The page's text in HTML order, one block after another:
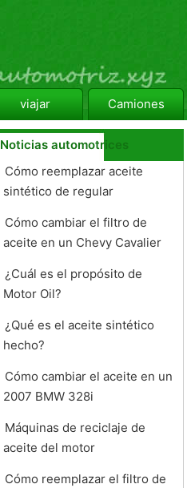
viajar Camiones
Noticias automotrices
Cómo reemplazar aceite
sintético de regular
Cómo cambiar el filtro de
aceite en un Chevy Cavalier
¿Cuál es el propósito de
Motor Oil?
¿Qué es el aceite sintético
hecho?
Cómo cambiar el aceite en un
2007 BMW 328i
Máquinas de reciclaje de
aceite del motor
Cómo reemplazar el filtro de